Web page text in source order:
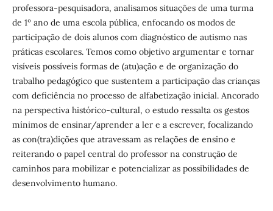
professora-pesquisadora, analisamos situações de uma turma
de 1º ano de uma escola pública, enfocando os modos de
participação de dois alunos com diagnóstico de autismo nas
práticas escolares. Temos como objetivo argumentar e tornar
visíveis possíveis formas de (atu)ação e de organização do
trabalho pedagógico que sustentem a participação das crianças
com deficiência no processo de alfabetização inicial. Ancorado
na perspectiva histórico-cultural, o estudo ressalta os gestos
mínimos de ensinar/aprender a ler e a escrever, focalizando
as con(tra)dições que atravessam as relações de ensino e
reiterando o papel central do professor na construção de
caminhos para mobilizar e potencializar as possibilidades de
desenvolvimento humano.